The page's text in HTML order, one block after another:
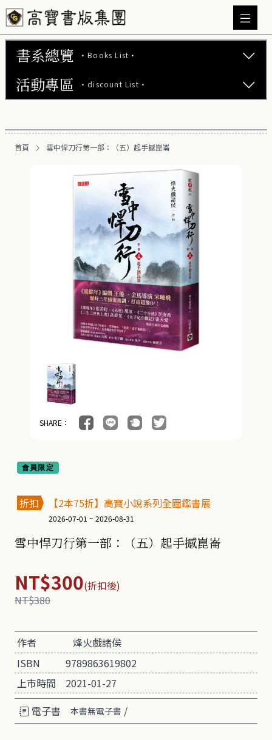
書系總覽 ·Books List·
文學小說 (737)
醫療保健 (55)
親子教養 (13)
人文史哲 (73)
活動專區 ·discount List·
【2本7折】高寶小說系列全圖鑑書展
【2套7折】高寶小說系列全圖鑑書展
【66折】高寶小說系列全圖鑑書展
首頁 雪中悍刀行第一部：（五）起手撼崑崙
SHARE：
會員限定
折扣 【2本75折】高寶小說系列全圖鑑書展
2026-07-01 ~ 2026-08-31
雪中悍刀行第一部：（五）起手撼崑崙
NT$300(折扣後)
NT$380
作者
烽火戲諸侯
ISBN
9789863619802
上市時間
2021-01-27
電子書
本書無電子書 /